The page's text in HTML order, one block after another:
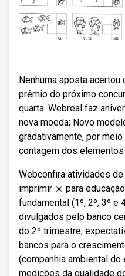
Nenhuma aposta
prêmio do próximo
quarta. Webreal faz
nova moeda; Novo
gradativamente, por
contagem dos elementos
Webconfira atividades
imprimir ☀️ para
fundamental (1º, 2º, 3º e
divulgados pelo banco
do 2º trimestre,
bancos para o
(companhia ambiental
medições da qualidade